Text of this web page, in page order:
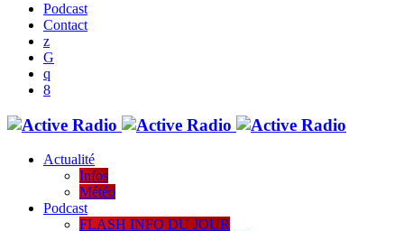
Podcast
Contact
Actualité
Infos
Météo
Podcast
FLASH INFO DU JOUR